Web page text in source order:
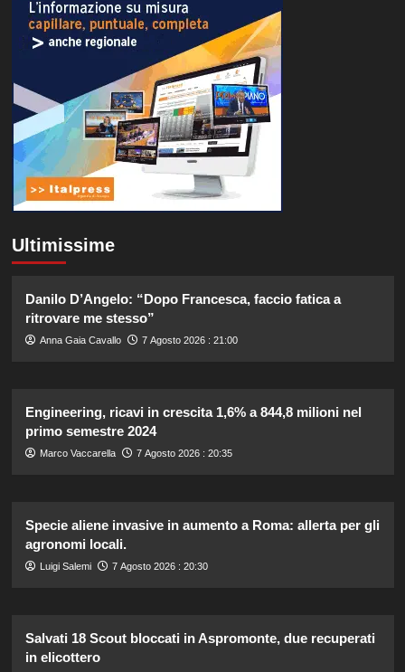
Ultimissime
Danilo D’Angelo: “Dopo Francesca, faccio fatica a
ritrovare me stesso”
Anna Gaia Cavallo 7 Agosto 2026 : 21:00
Engineering, ricavi in crescita 1,6% a 844,8 milioni nel
primo semestre 2024
Marco Vaccarella 7 Agosto 2026 : 20:35
Specie aliene invasive in aumento a Roma: allerta per gli
agronomi locali.
Luigi Salemi 7 Agosto 2026 : 20:30
Salvati 18 Scout bloccati in Aspromonte, due recuperati
in elicottero